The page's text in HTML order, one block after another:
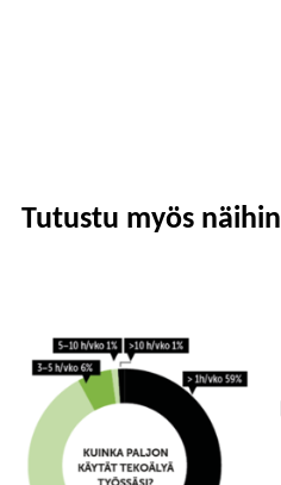
Tutustu myös näihin